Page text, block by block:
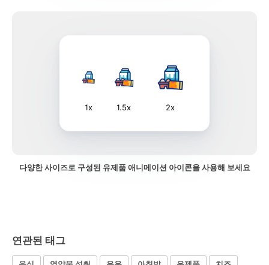
1x 1.5x 2x
다양한 사이즈로 구성된 유제품 애니메이션 아이콘을 사용해 보세요
연관된 태그